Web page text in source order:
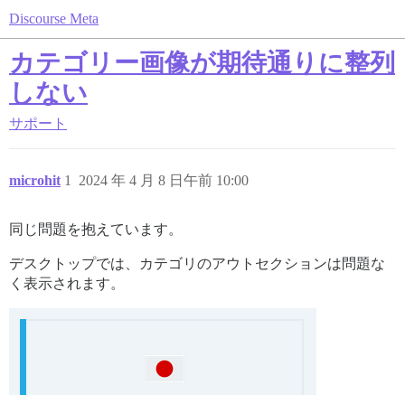
Discourse Meta
カテゴリー画像が期待通りに整列
しない
サポート
microhit 2024 年 4 月 8 日午前 10:00
1
同じ問題を抱えています。
デスクトップでは、カテゴリのアウトセクションは問題な
く表示されます。